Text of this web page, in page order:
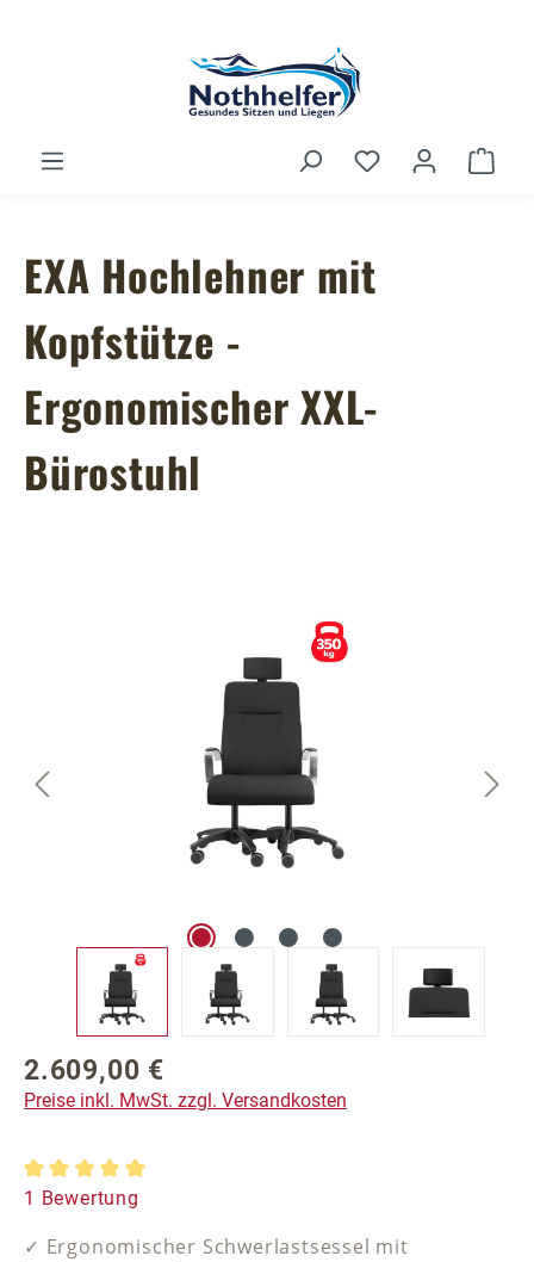
Du hast 0
EXA Hochlehner mit
Kopfstütze -
Ergonomischer XXL-
Bürostuhl
Regulärer Preis:
2.609,00 €
Preise inkl. MwSt. zzgl. Versandkosten
Durchschnittliche Bewertung von 5 von 5 Sternen
1 Bewertung
✓ Ergonomischer Schwerlastsessel mit